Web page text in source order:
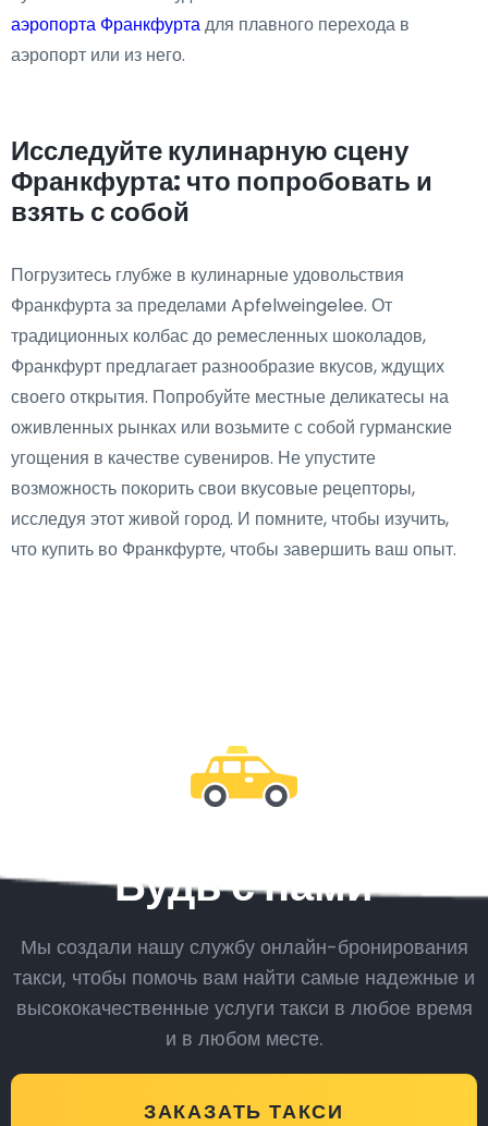
аэропорта Франкфуртадля плавного перехода в
аэропорт или из него.
Исследуйте кулинарную сцену
Франкфурта: что попробовать и
взять с собой
Погрузитесь глубже в кулинарные удовольствия
Франкфурта за пределами Apfelweingelee. От
традиционных колбас до ремесленных шоколадов,
Франкфурт предлагает разнообразие вкусов, ждущих
своего открытия. Попробуйте местные деликатесы на
оживленных рынках или возьмите с собой гурманские
угощения в качестве сувениров. Не упустите
возможность покорить свои вкусовые рецепторы,
исследуя этот живой город. И помните, чтобы изучить,
что купить во Франкфурте, чтобы завершить ваш опыт.
Будь с нами
Мы создали нашу службу онлайн-бронирования
такси, чтобы помочь вам найти самые надежные и
высококачественные услуги такси в любое время
и в любом месте.
ЗАКАЗАТЬ ТАКСИ